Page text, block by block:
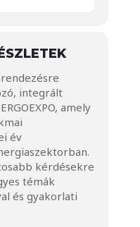
integrált
amely
év
kérdésekre
témák
és gyakor­lati